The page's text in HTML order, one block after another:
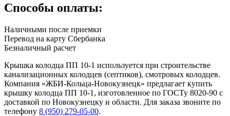
Способы оплаты:
Наличными после приемки
Перевод на карту Сбербанка
Безналичный расчет
Крышка колодца ПП 10-1 используется при строительстве
канализационных колодцев (септиков), смотровых колодцев.
Компания «ЖБИ-Кольца-Новокузнецк» предлагает купить
крышку колодца ПП 10-1, изготовленное по ГОСТу 8020-90 с
доставкой по Новокузнецку и области. Для заказа звоните по
телефону 8 (950) 279-05-00.